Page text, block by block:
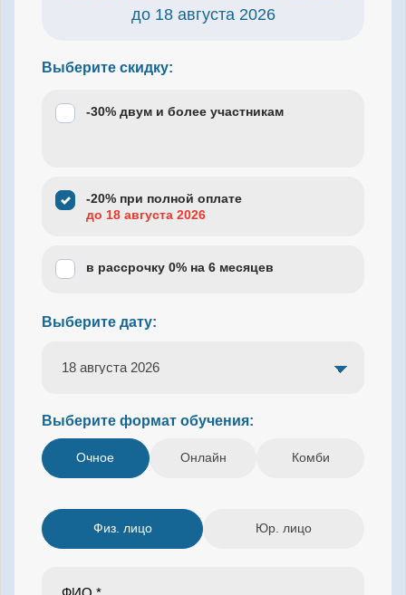
до 18 августа 2026
Выберите скидку:
-30% двум и более участникам
-20% при полной оплате
до 18 августа 2026
в рассрочку 0% на 6 месяцев
Выберите дату:
Выберите формат обучения:
Очное Онлайн Комби
Физ. лицо Юр. лицо